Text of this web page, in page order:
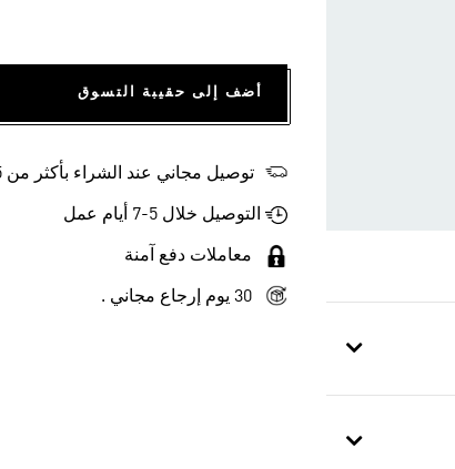
أضف إلى حقيبة التسوق
توصيل مجاني عند الشراء بأكثر من 35 د.ك
التوصيل خلال 5-7 أيام عمل
معاملات دفع آمنة
30 يوم إرجاع مجاني .